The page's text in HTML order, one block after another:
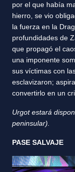
por el que había
hierro, se vio
la fuerza en la
profundidades de
que propagó el
una imponente
sus víctimas con
esclavizaron;
convertirlo en un
Urgot estará
peninsular).
PASE SALVAJE